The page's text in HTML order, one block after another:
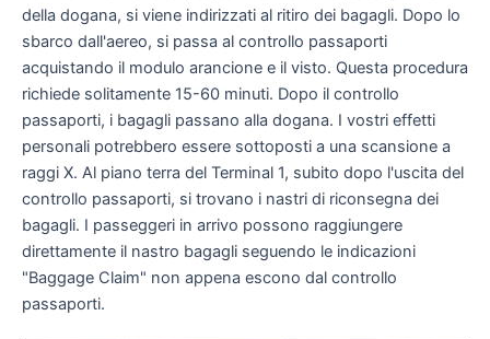
della dogana, si viene indirizzati al ritiro dei bagagli. Dopo lo
sbarco dall'aereo, si passa al controllo passaporti
acquistando il modulo arancione e il visto. Questa procedura
richiede solitamente 15-60 minuti. Dopo il controllo
passaporti, i bagagli passano alla dogana. I vostri effetti
personali potrebbero essere sottoposti a una scansione a
raggi X. Al piano terra del Terminal 1, subito dopo l'uscita del
controllo passaporti, si trovano i nastri di riconsegna dei
bagagli. I passeggeri in arrivo possono raggiungere
direttamente il nastro bagagli seguendo le indicazioni
"Baggage Claim" non appena escono dal controllo
passaporti.